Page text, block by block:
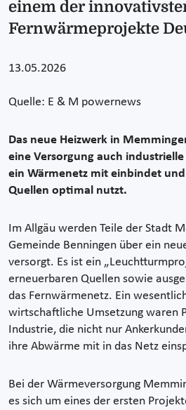
einem der
Fernwärmeprojekte
13.05.2026
Quelle: E & M powernews
Das neue Heizwerk in
eine Versorgung auch
ein Wärmenetz mit einbindet
Quellen optimal nutzt.
Im Allgäu werden Teile der Stadt
Gemeinde Benningen über ein
versorgt. Es ist ein
erneuerbaren Quellen sowie
das Fernwärmenetz. Ein
wirtschaftliche Umsetzung waren
Industrie, die nicht nur
ihre Abwärme mit in das Netz
Bei der Wärmeversorgung
es sich um eines der ersten